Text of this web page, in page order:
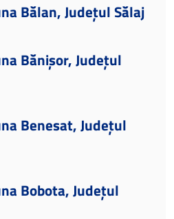
Bălan, Județul Sălaj
Bănișor, Județul
Benesat, Județul
Bobota, Județul